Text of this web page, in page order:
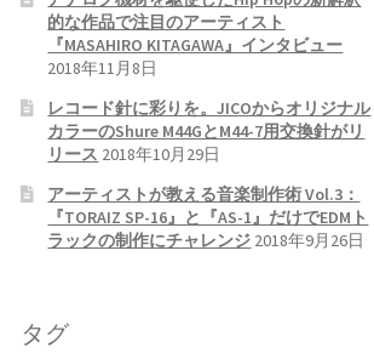
的な作品で注目のアーティスト
『MASAHIRO KITAGAWA』インタビュー
2018年11月8日
レコード針に彩りを。JICOからオリジナル
カラーのShure M44GとM44-7用交換針がリ
リース 2018年10月29日
アーティストが教える音楽制作術 Vol.3：
『TORAIZ SP-16』と『AS-1』だけでEDMト
ラックの制作にチャレンジ 2018年9月26日
タグ